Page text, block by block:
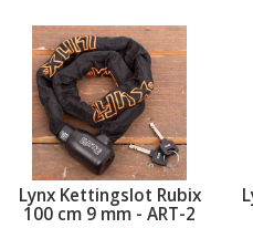
2
Lynx Kettingslot
110 cm - 8 mm